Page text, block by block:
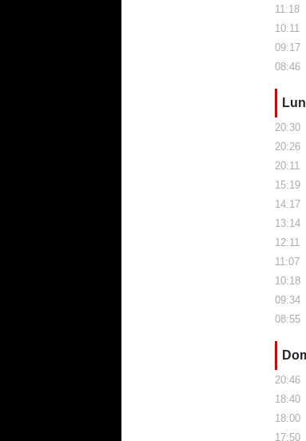
11:18
10:11
09:17
08:46
20:30
20:26
20:11
15:19
14:17
13:14
12:11
11:07
10:18
09:34
08:55
20:46
18:40
18:00
17:50